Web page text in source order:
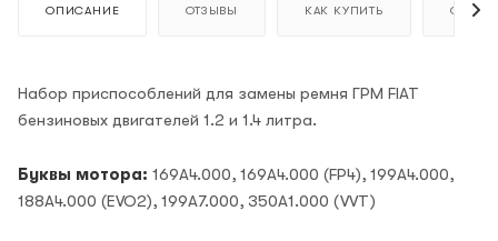
ОПИСАНИЕ ОТЗЫВЫ КАК КУПИТЬ ОПЛАТА
Набор приспособлений для замены ремня ГРМ FIAT
бензиновых двигателей 1.2 и 1.4 литра.
Буквы мотора: 169A4.000, 169A4.000 (FP4), 199A4.000,
188A4.000 (EVO2), 199A7.000, 350A1.000 (VVT)